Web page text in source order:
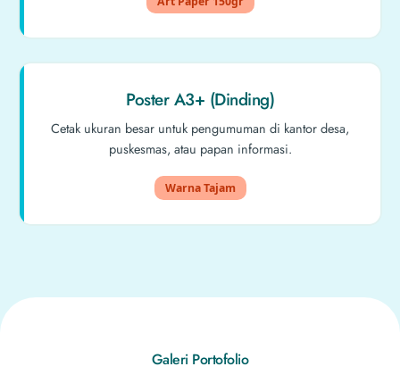
Poster A3+ (Dinding)
Cetak ukuran besar untuk pengumuman di kantor desa,
puskesmas, atau papan informasi.
Warna Tajam
Galeri Portofolio